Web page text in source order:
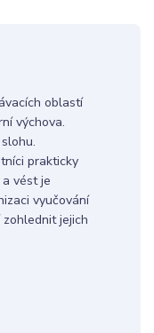
oblastí
výchova.
prakticky
vést je
vyučování
jejich
h